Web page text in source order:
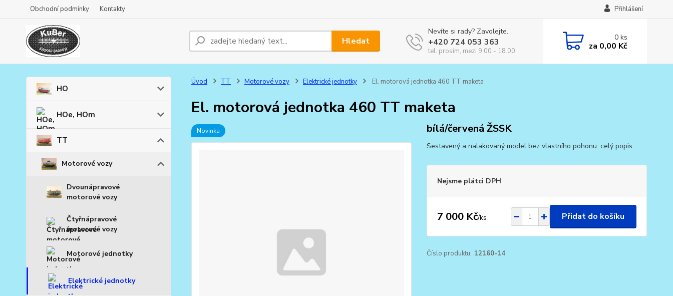
Obchodní podmínky Kontakty Přihlášení
Hledat
Nevíte si rady? Zavolejte.
+420 724 053 363
tel. prosím, mezi 9.00 - 18.00
0ks
za 0,00 Kč
HO
HOe, HOm
TT
Motorové vozy
Dvounápravové
motorové vozy
Čtyřnápravové
motorové vozy
Motorové jednotky
Elektrické jednotky
Úvod TT Motorové vozy Elektrické jednotky El. motorová jednotka 460 TT maketa
El. motorová jednotka 460 TT maketa
Novinka bílá/červená ŽSSK
Sestavený a nalakovaný model bez vlastního pohonu. celý popis
Nejsme plátci DPH
7 000 Kč/ks Přidat do košíku
Číslo produktu: 12160-14